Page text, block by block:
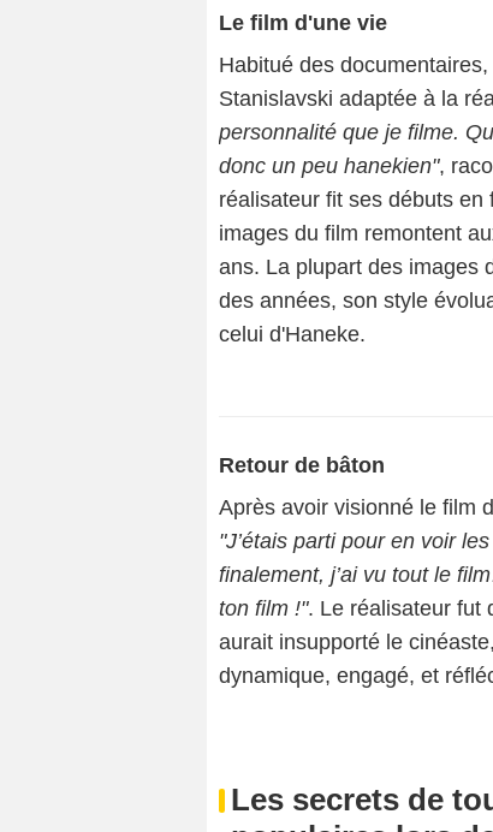
Le film d'une vie
Habitué des documentaires,
Stanislavski adaptée à la
personnalité que je filme.
donc un peu hanekien",
réalisateur fit ses débuts en
images du film remontent
ans. La plupart des images
des années, son style
celui d'Haneke.
Retour de bâton
Après avoir visionné le film
"J’étais parti pour en voir
finalement, j’ai vu tout le
ton film !". Le réalisateur fut
aurait insupporté le
dynamique, engagé, et
Les secrets de